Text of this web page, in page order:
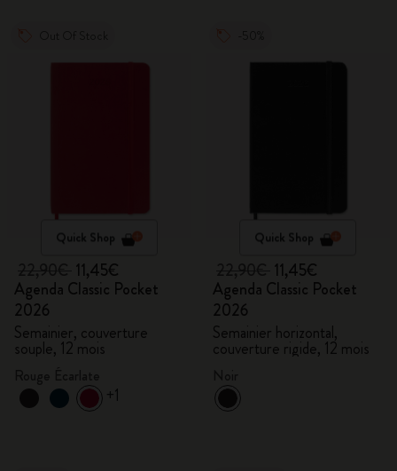
Quick Shop
11,45€
Agenda Classic Pocket
2026
Semainier, couverture
souple, 12 mois
+1
Quick Shop
11,45€
Agenda Classic Pocket
2026
Semainier horizontal,
couverture rigide, 12 mois